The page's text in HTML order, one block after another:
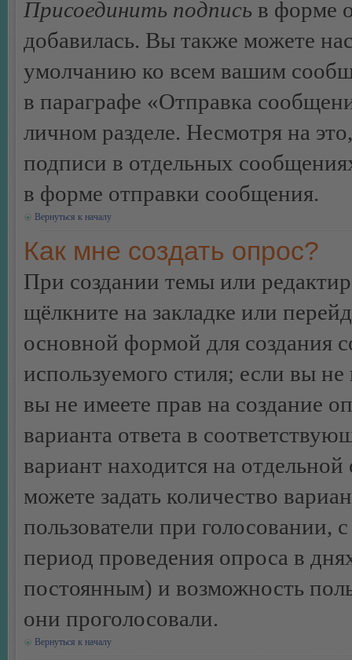
Присоединить подпись в форме
добавилась. Вы также можете
умолчанию ко всем вашим
в параграфе «Отправка
личном разделе. Несмотря на
подписи в отдельных
в форме отправки сообщения.
Вернуться к началу
Как мне создать опрос?
При создании темы или
щёлкните на закладке или
основной формой для создания
используемого стиля; если вы
вы не имеете прав на создание
варианта ответа в
вариант находится на
можете задать количество
пользователи при
период проведения опроса в
постоянным) и возможность
они проголосовали.
Вернуться к началу